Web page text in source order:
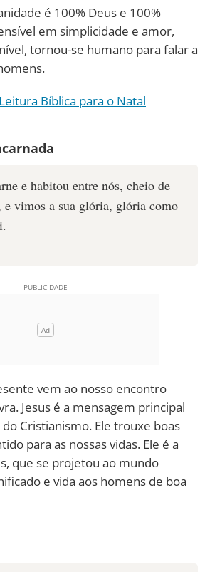
é 100% Deus e 100%
em simplicidade e amor,
tornou-se humano para falar a
Bíblica para o Natal
e habitou entre nós, cheio de
e vimos a sua glória, glória como
vem ao nosso encontro
Jesus é a mensagem principal
Cristianismo. Ele trouxe boas
para as nossas vidas. Ele é a
que se projetou ao mundo
e vida aos homens de boa